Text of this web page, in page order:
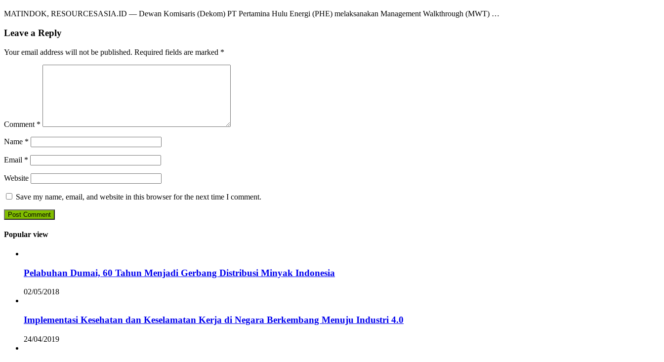
MATINDOK, RESOURCESASIA.ID — Dewan Komisaris (Dekom) PT Pertamina Hulu Energi (PHE) melaksanakan Management Walkthrough (MWT) …
Leave a Reply
Your email address will not be published. Required fields are marked *
Comment *
Name *
Email *
Website
Save my name, email, and website in this browser for the next time I comment.
Popular view
Pelabuhan Dumai, 60 Tahun Menjadi Gerbang Distribusi Minyak Indonesia
02/05/2018
Implementasi Kesehatan dan Keselamatan Kerja di Negara Berkembang Menuju Industri 4.0
24/04/2019